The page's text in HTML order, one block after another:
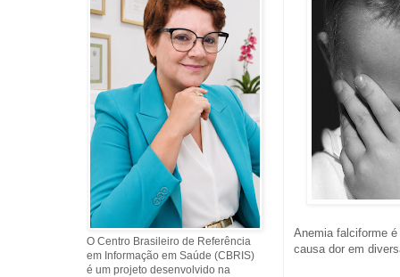
Anemia falciforme
causa dor em
O Centro Brasileiro de Referência
em Informação em Saúde (CBRIS)
é um projeto desenvolvido na